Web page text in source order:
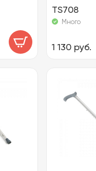
TS708
Много
1 130 руб.